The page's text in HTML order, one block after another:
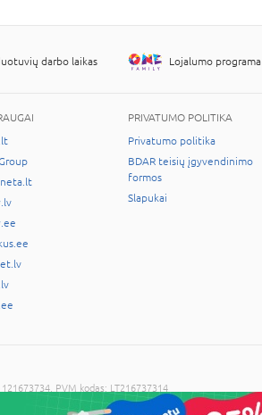
darbo laikas Lojalumo programa
PRIVATUMO POLITIKA
Privatumo politika
BDAR teisių įgyvendinimo
formos
Slapukai
PVM kodas: LT216737314